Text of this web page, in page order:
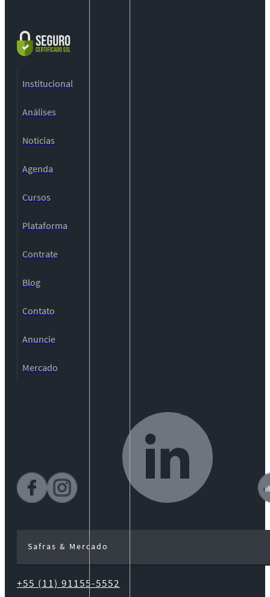
Institucional
Análises
Notícias
Agenda
Cursos
Plataforma
Contrate
Blog
Contato
Anuncie
Mercado
Safras & Mercado
+55 (11) 91155-5552